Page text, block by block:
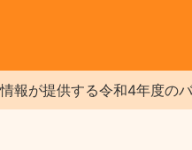
報が提供する令和4年度の